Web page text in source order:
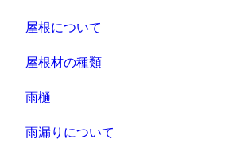
屋根について
屋根材の種類
雨樋
雨漏りについて